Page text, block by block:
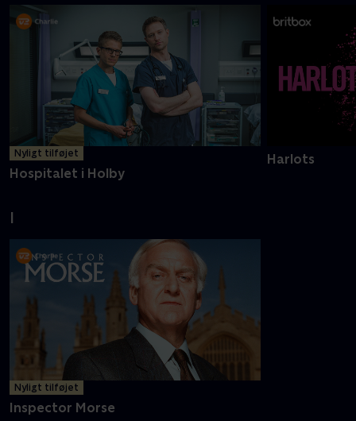
Nyligt tilføjet
Hospitalet i Holby
Harlots
I
Nyligt tilføjet
Inspector Morse